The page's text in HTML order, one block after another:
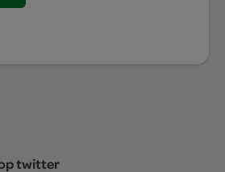
op twitter